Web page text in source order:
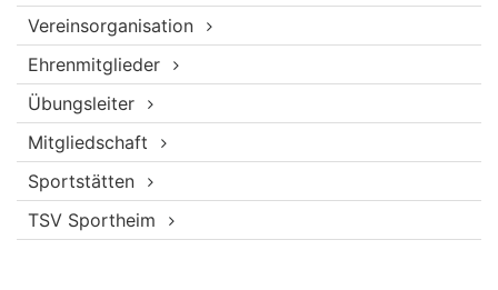
Vereinsorganisation
Ehrenmitglieder
Übungsleiter
Mitgliedschaft
Sportstätten
TSV Sportheim